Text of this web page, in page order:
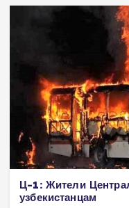
Ц-1: Жители
узбекистанцам